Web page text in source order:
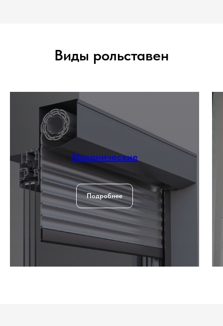
Виды рольставен
Механические
Подробнее